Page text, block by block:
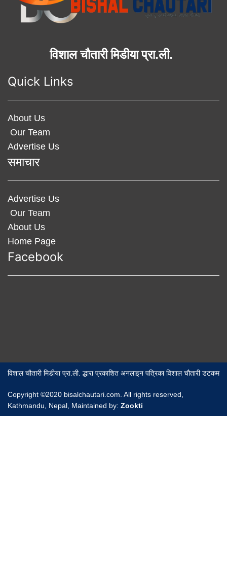
विशाल चौतारी मिडीया प्रा.ली.
Quick Links
About Us
Our Team
Advertise Us
समाचार
Advertise Us
Our Team
About Us
Home Page
Facebook
विशाल चौतारी मिडीया प्रा.ली. द्धारा प्रकाशित अनलाइन पत्रिका विशाल चौतारी डटकम
Copyright ©2020 bisalchautari.com. All rights reserved,
Kathmandu, Nepal, Maintained by: Zookti